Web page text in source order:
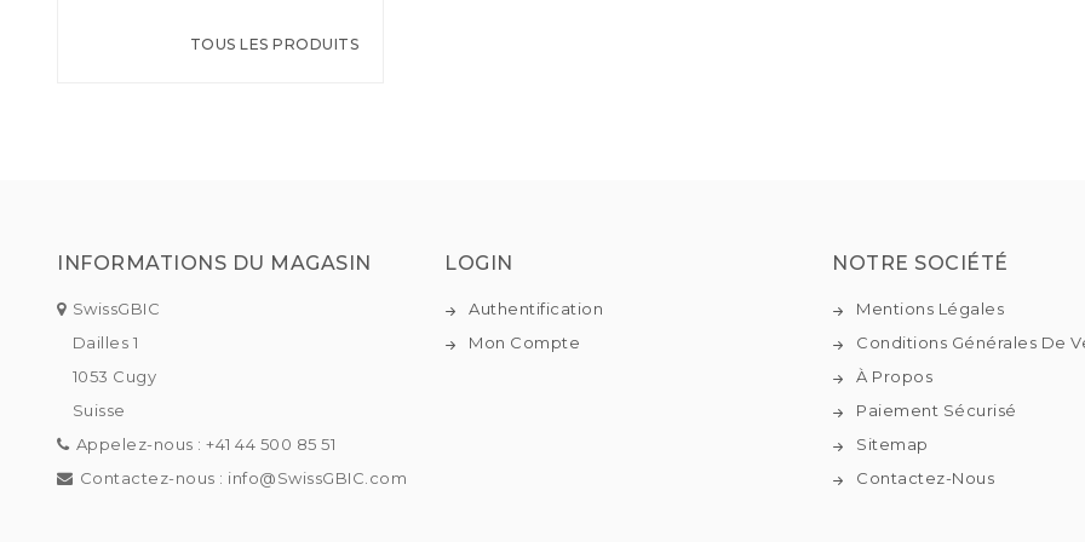
TOUS LES PRODUITS
INFORMATIONS DU MAGASIN
SwissGBIC
Dailles 1
1053 Cugy
Suisse
Appelez-nous : +41 44 500 85 51
Contactez-nous : info@SwissGBIC.com
LOGIN
Authentification
Mon Compte
NOTRE SOCIÉTÉ
Mentions Légales
Conditions Générales De
À Propos
Paiement Sécurisé
Sitemap
Contactez-Nous